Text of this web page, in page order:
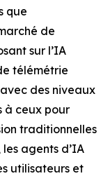
que
de
sur l’IA
télémétrie
des niveaux
à ceux pour
traditionnelles
agents d’IA
utilisateurs et